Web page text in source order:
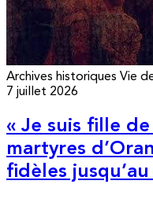
Archives historiques Vie
7 juillet 2026
« Je suis fille de
martyres
fidèles